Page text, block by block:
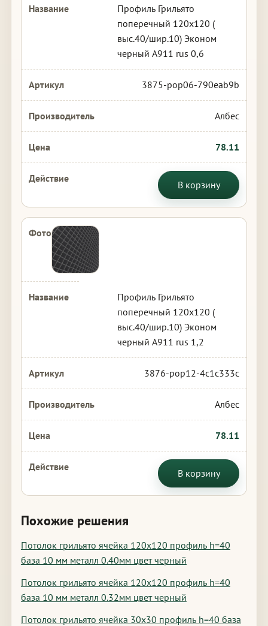
Профиль Грильято
поперечный 120х120 (
выс.40/шир.10) Эконом
черный А911 rus 0,6
3875-pop06-790eab9b
Албес
78.11
В корзину
Профиль Грильято
поперечный 120х120 (
выс.40/шир.10) Эконом
черный А911 rus 1,2
3876-pop12-4c1c333c
Албес
78.11
В корзину
Похожие решения
Потолок грильято ячейка 120х120 профиль h=40
база 10 мм металл 0.40мм цвет черный
Потолок грильято ячейка 120х120 профиль h=40
база 10 мм металл 0.32мм цвет черный
Потолок грильято ячейка 30х30 профиль h=40 база